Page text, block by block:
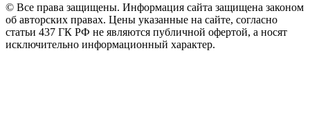
© Все права защищены. Информация сайта защищена законом
об авторских правах. Цены указанные на сайте, согласно
статьи 437 ГК РФ не являются публичной офертой, а носят
исключительно информационный характер.